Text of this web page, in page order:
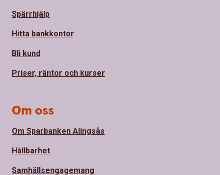
Spärrhjälp
Hitta bankkontor
Bli kund
Priser, räntor och kurser
Om oss
Om Sparbanken Alingsås
Hållbarhet
Samhällsengagemang